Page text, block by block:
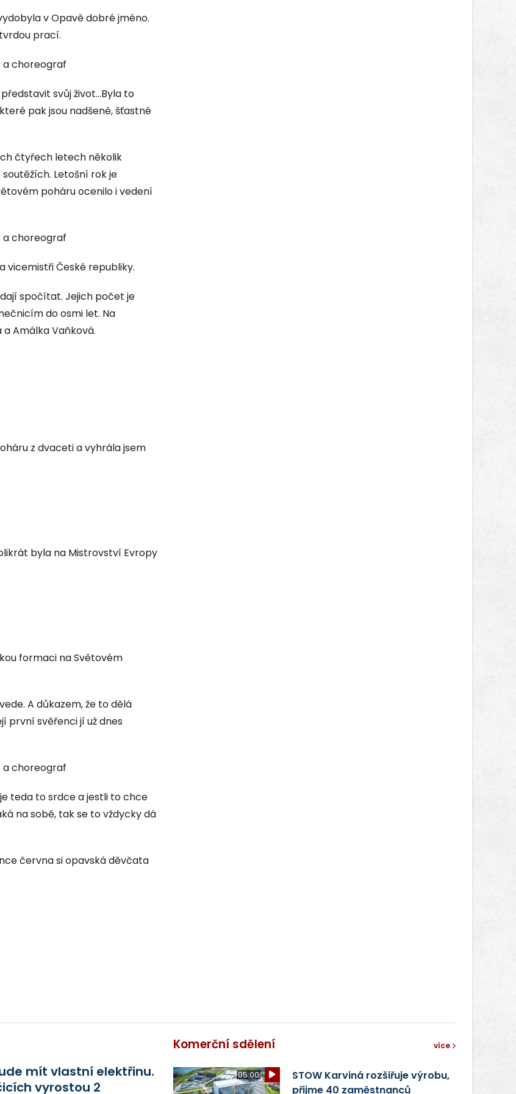
v Opavě dobré jméno.
prací.
a choreograf
svůj život...Byla to
pak jsou nadšené, šťastné
čtyřech letech několik
Letošní rok je
poháru ocenilo i vedení
a choreograf
vicemistři České republiky.
spočítat. Jejich počet je
do osmi let. Na
Amálka Vaňková.
z dvaceti a vyhrála jsem
byla na Mistrovství Evropy
formaci na Světovém
A důkazem, že to dělá
první svěřenci jí už dnes
a choreograf
teda to srdce a jestli to chce
na sobě, tak se to vždycky dá
června si opavská děvčata
mít vlastní elektřinu.
vyrostou 2
Komerční sdělení více
05:00
STOW Karviná rozšiřuje výrobu,
přijme 40 zaměstnanců